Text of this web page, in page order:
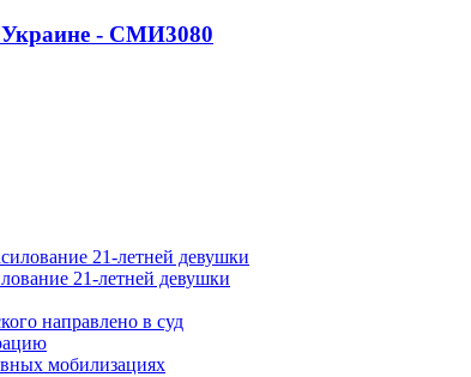
Украине - СМИ3080
21-летней девушки
направлено в суд
мобилизациях